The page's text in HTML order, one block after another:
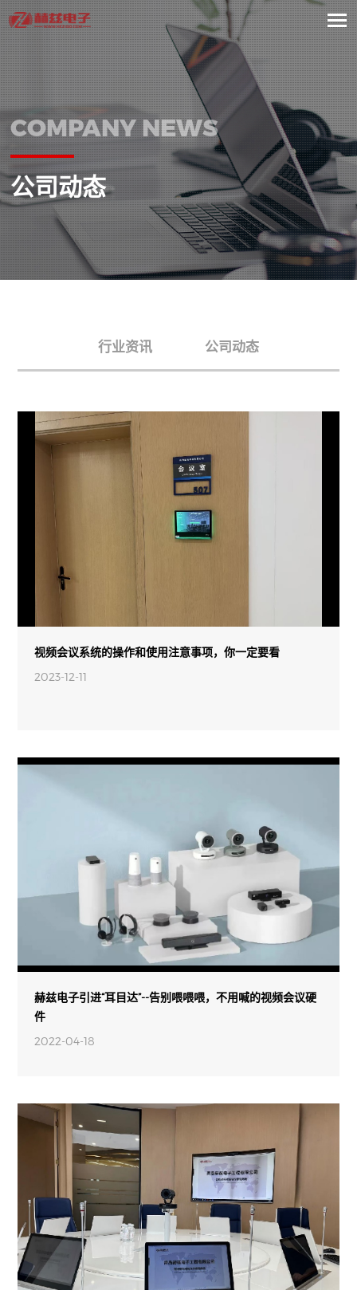
COMPANY NEWS
公司动态
行业资讯 公司动态
视频会议系统的操作和使用注意事项，你一定要看
2023-12-11
赫兹电子引进“耳目达”--告别喂喂喂，不用喊的视频会议硬
件
2022-04-18